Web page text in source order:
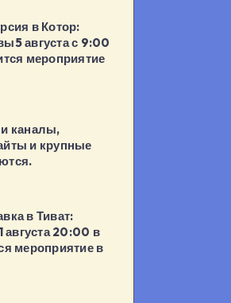
в Котор:
августа с 9:00
мероприятие
каналы,
и крупные
в Тиват:
20:00 в
мероприятие в